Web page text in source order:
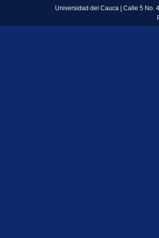
Universidad del Cauca | Calle 5 No.